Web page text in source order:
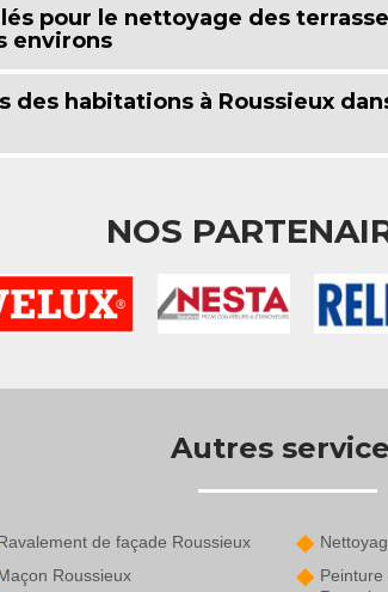
pour le nettoyage des
environs
habitations à Roussieux
NOS
Autres
de façade Roussieux
Roussieux